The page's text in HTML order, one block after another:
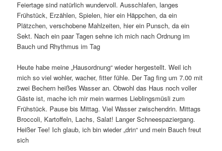
Feiertage sind natürlich wundervoll. Ausschlafen, langes
Frühstück, Erzählen, Spielen, hier ein Häppchen, da ein
Plätzchen, verschobene Mahlzeiten, hier ein Punsch, da ein
Sekt. Nach ein paar Tagen sehne ich mich nach Ordnung im
Bauch und Rhythmus im Tag
Heute habe meine „Hausordnung“ wieder hergestellt. Weil ich
mich so viel wohler, wacher, fitter fühle. Der Tag fing um 7.00 mit
zwei Bechern heißes Wasser an. Obwohl das Haus noch voller
Gäste ist, mache ich mir mein warmes Lieblingsmüsli zum
Frühstück. Pause bis Mittag. Viel Wasser zwischendrin. Mittags
Broccoli, Kartoffeln, Lachs, Salat! Langer Schneespaziergang.
Heißer Tee! Ich glaub, ich bin wieder „drin“ und mein Bauch freut
sich